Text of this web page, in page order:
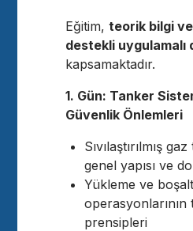
Eğitim,teorik bilgi
destekli uygulamalı
kapsamaktadır.
1. Gün: Tanker
Güvenlik Önlemleri
Sıvılaştırılmış
genel yapısı ve
Yükleme ve
operasyonlarının
prensipleri